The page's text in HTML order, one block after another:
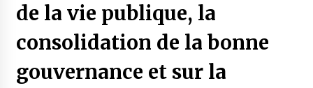
de la vie publique, la
consolidation de la bonne
gouvernance et sur la